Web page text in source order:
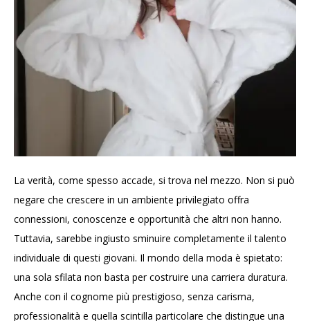
La verità, come spesso accade, si trova nel mezzo. Non si può
negare che crescere in un ambiente privilegiato offra
connessioni, conoscenze e opportunità che altri non hanno.
Tuttavia, sarebbe ingiusto sminuire completamente il talento
individuale di questi giovani. Il mondo della moda è spietato:
una sola sfilata non basta per costruire una carriera duratura.
Anche con il cognome più prestigioso, senza carisma,
professionalità e quella scintilla particolare che distingue una